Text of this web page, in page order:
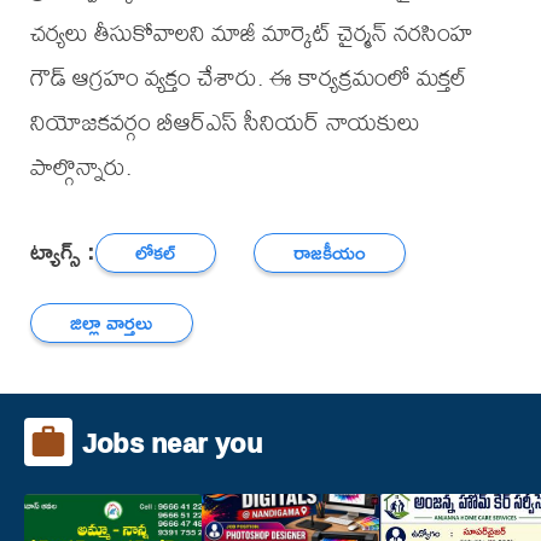
చర్యలు తీసుకోవాలని మాజీ మార్కెట్ చైర్మన్ నరసింహ
గౌడ్ ఆగ్రహం వ్యక్తం చేశారు. ఈ కార్యక్రమంలో మక్తల్
నియోజకవర్గం బీఆర్ఎస్ సీనియర్ నాయకులు
పాల్గొన్నారు.
ట్యాగ్స్ : లోకల్
రాజకీయం
జిల్లా వార్తలు
Jobs near you